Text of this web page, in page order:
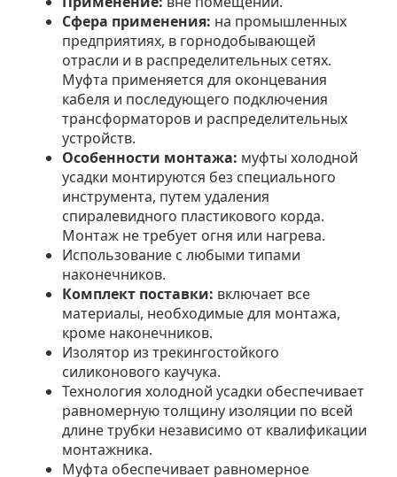
Сфера применения: на промышленных
предприятиях, в горнодобывающей
отрасли и в распределительных сетях.
Муфта применяется для оконцевания
кабеля и последующего подключения
трансформаторов и распределительных
устройств.
Особенности монтажа: муфты холодной
усадки монтируются без специального
инструмента, путем удаления
спиралевидного пластикового корда.
Монтаж не требует огня или нагрева.
Использование с любыми типами
наконечников.
Комплект поставки: включает все
материалы, необходимые для монтажа,
кроме наконечников.
Изолятор из трекингостойкого
силиконового каучука.
Технология холодной усадки обеспечивает
равномерную толщину изоляции по всей
длине трубки независимо от квалификации
монтажника.
Муфта обеспечивает равномерное